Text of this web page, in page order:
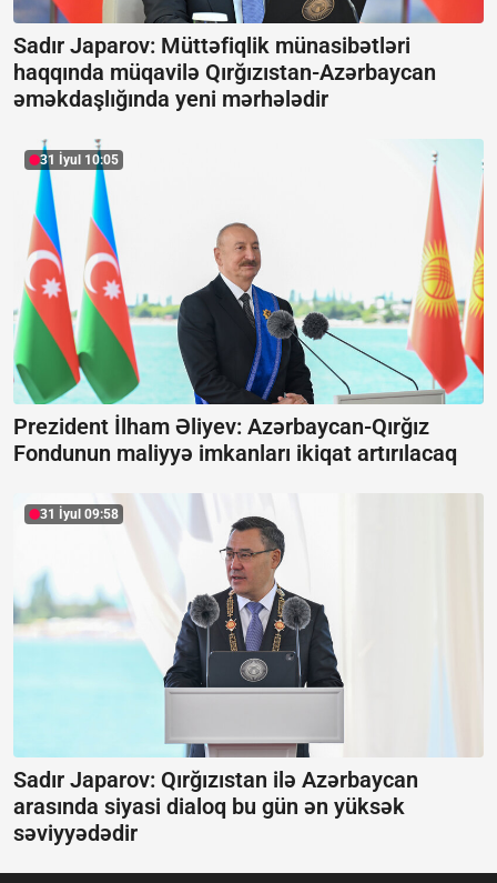
Sadır Japarov: Müttəfiqlik münasibətləri
haqqında müqavilə Qırğızıstan-Azərbaycan
əməkdaşlığında yeni mərhələdir
31 İyul 10:05
Prezident İlham Əliyev: Azərbaycan-Qırğız
Fondunun maliyyə imkanları ikiqat artırılacaq
31 İyul 09:58
Sadır Japarov: Qırğızıstan ilə Azərbaycan
arasında siyasi dialoq bu gün ən yüksək
səviyyədədir